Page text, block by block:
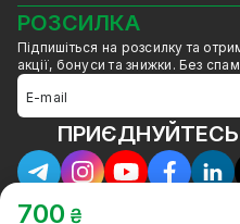
700 ₴
Мерч від GreenVision
Товари для дому
Товари зняті з
РОЗСИЛКА
Підпишіться на розсилку та
акції, бонуси та знижки. Без
ПРИЄДНУЙТЕСЬ